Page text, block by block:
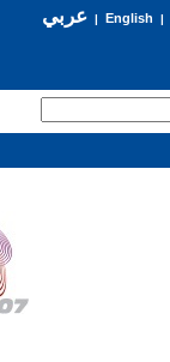
عربي| English |